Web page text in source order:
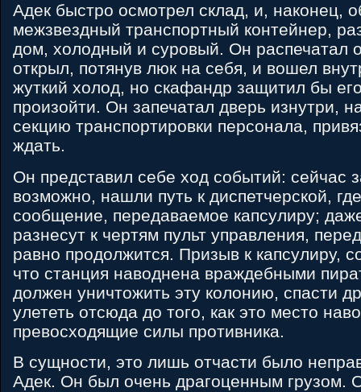
Адек быстро осмотрел склад, и, наконец,
межзвездный транспортный контейнер,
дом, холодный и суровый. Он распечатал
открыл, потянув люк на себя, и вошел
жуткий холод, но скафандр защитил бы
произойти. Он запечатал дверь изнутри,
секцию транспортировки персонала,
ждать.
Он представил себе ход событий: сейчас
возможно, нашли путь к диспетчерской,
сообщение, передаваемое капсулиру;
разнесут к чертям пульт управления,
равно продолжится. Призыв к капсулиру,
что станция наводнена враждебными
должен уничтожить эту колонию, спасти
улететь отсюда до того, как это место
превосходящие силы противника.
В сущности, это лишь отчасти было
Адек. Он был очень драгоценным грузом.